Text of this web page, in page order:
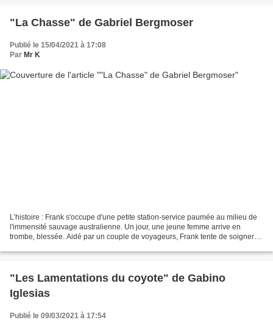
"La Chasse" de Gabriel Bergmoser
Publié le 15/04/2021 à 17:08
Par Mr K
L’histoire : Frank s'occupe d'une petite station-service paumée au milieu de
l'immensité sauvage australienne. Un jour, une jeune femme arrive en
trombe, blessée. Aidé par un couple de voyageurs, Frank tente de soigner
"Les Lamentations du coyote" de Gabino
Iglesias
Publié le 09/03/2021 à 17:54